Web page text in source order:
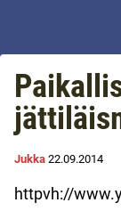
Jukka 22.09.2014
httpvh://